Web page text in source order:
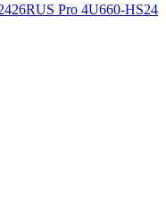
Pro 4U660-HS24